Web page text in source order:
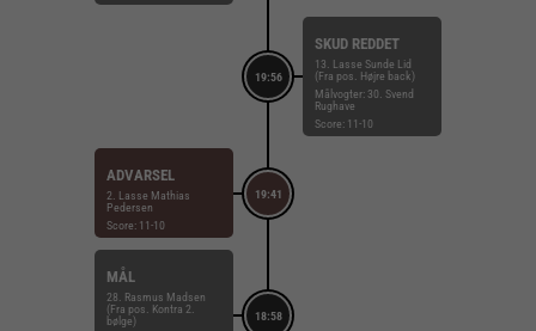
19:56
SKUD REDDET
13. Lasse Sunde Lid
(Fra pos. Højre back)
Målvogter: 30. Svend
Rughave
Score: 11-10
19:41
ADVARSEL
2. Lasse Mathias
Pedersen
Score: 11-10
18:58
MÅL
28. Rasmus Madsen
(Fra pos. Kontra 2.
bølge)